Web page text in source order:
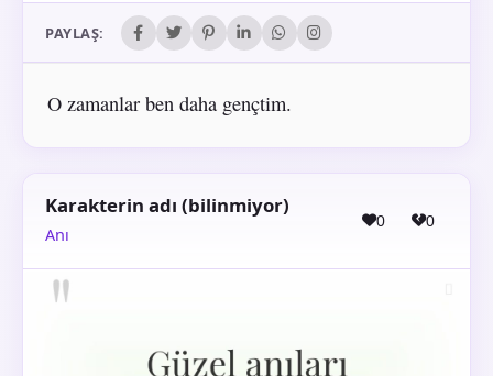
PAYLAŞ:
O zamanlar ben daha gençtim.
Karakterin adı (bilinmiyor)
Anı
0 0